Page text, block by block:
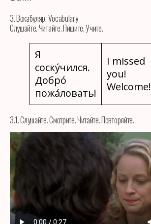
3. Вокабуляр. Vocabulary
Слушайте. Читайте. Пишите. Учите.
Я
соску́чился.
Добро́
пожа́ловать!
I missed
you!
Welcome!
3.1. Слушайте. Смотрите. Читайте. Повторяйте.